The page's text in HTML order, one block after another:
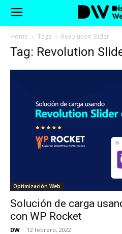
Home Tags Revolution Slider
Tag: Revolution
Optimización Web
Solución de carga
con WP Rocket
DW - 12 febrero, 2022